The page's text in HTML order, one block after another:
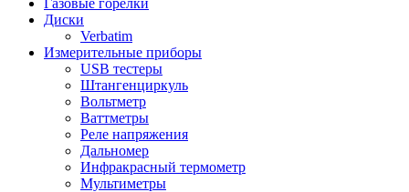
Газовые горелки
Диски
Verbatim
Измерительные приборы
USB тестеры
Штангенциркуль
Вольтметр
Ваттметры
Реле напряжения
Дальномер
Инфракрасный термометр
Мультиметры